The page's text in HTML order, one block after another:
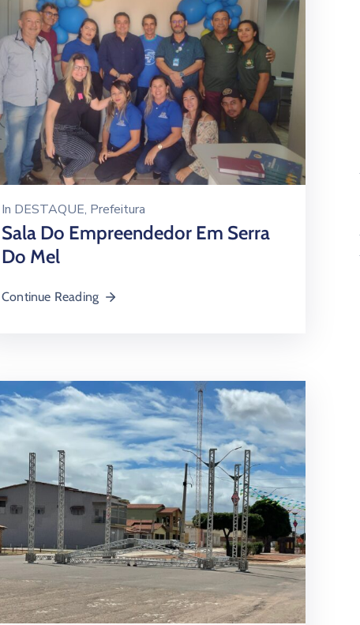
In DESTAQUE‚ Prefeitura
Sala Do Empreendedor Em Serra
Do Mel
Continue Reading